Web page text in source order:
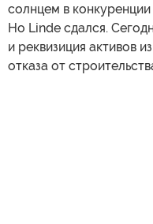
солнцем в
Но Linde сдался.
и реквизиция активов
отказа от